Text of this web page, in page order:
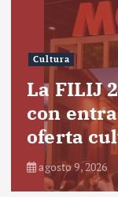
Cultura
La FILIJ
con
oferta
agosto 9, 2026